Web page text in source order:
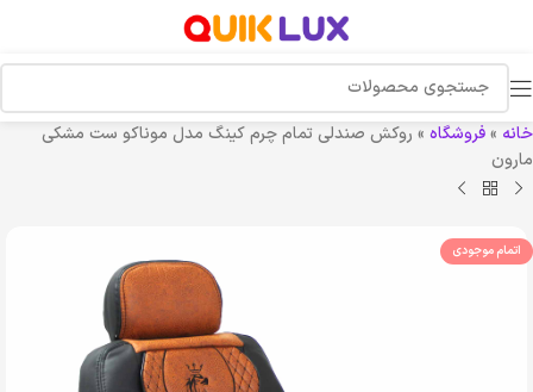
خانه »فروشگاه » روکش صندلی تمام چرم کینگ مدل موناکو ست مشکی
مارون
اتمام موجودی